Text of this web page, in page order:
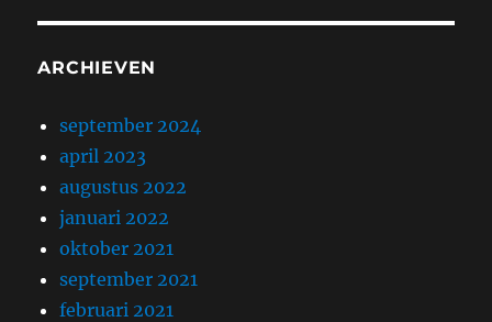
ARCHIEVEN
september 2024
april 2023
augustus 2022
januari 2022
oktober 2021
september 2021
februari 2021